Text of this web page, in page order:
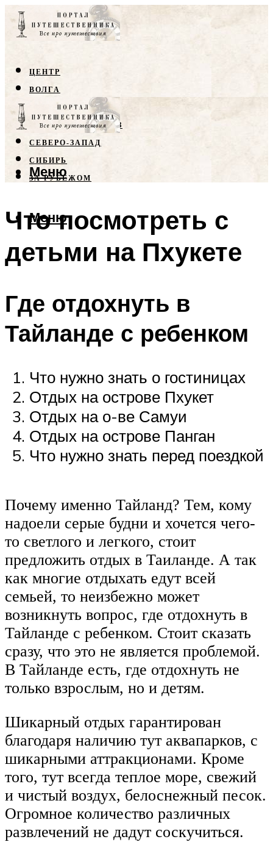
ЦЕНТР
ВОЛГА
КРЫМ
СЕВЕРНЫЙ КАВКАЗ
СЕВЕРО-ЗАПАД
СИБИРЬ
ЗА РУБЕЖОМ
Меню
Меню
Что посмотреть с
детьми на Пхукете
Где отдохнуть в
Тайланде с ребенком
Что нужно знать о гостиницах
Отдых на острове Пхукет
Отдых на о-ве Самуи
Отдых на острове Панган
Что нужно знать перед поездкой
Почему именно Тайланд? Тем, кому
надоели серые будни и хочется чего-
то светлого и легкого, стоит
предложить отдых в Таиланде. А так
как многие отдыхать едут всей
семьей, то неизбежно может
возникнуть вопрос, где отдохнуть в
Тайланде с ребенком. Стоит сказать
сразу, что это не является проблемой.
В Тайланде есть, где отдохнуть не
только взрослым, но и детям.
Шикарный отдых гарантирован
благодаря наличию тут аквапарков, с
шикарными аттракционами. Кроме
того, тут всегда теплое море, свежий
и чистый воздух, белоснежный песок.
Огромное количество различных
развлечений не дадут соскучиться.